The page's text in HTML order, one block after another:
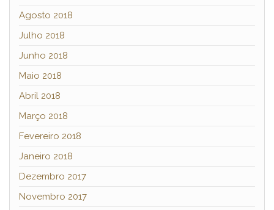
Agosto 2018
Julho 2018
Junho 2018
Maio 2018
Abril 2018
Março 2018
Fevereiro 2018
Janeiro 2018
Dezembro 2017
Novembro 2017